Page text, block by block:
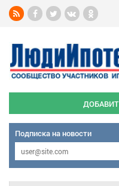
Подписка на новости